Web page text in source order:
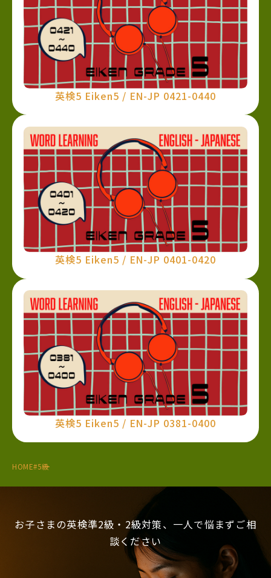
英検5 Eiken5 / EN-JP 0421-0440
英検5 Eiken5 / EN-JP 0401-0420
英検5 Eiken5 / EN-JP 0381-0400
HOME#5級
お子さまの英検準2級・2級対策、一人で悩まずご相
談ください